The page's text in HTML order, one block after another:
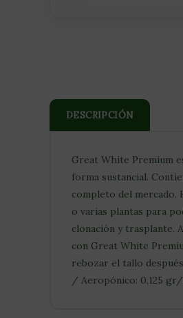
DESCRIPCIÓN
Great White Premium
forma sustancial.
completo del mercado.
o varias plantas para
clonación y trasplante.
con Great White
rebozar el tallo
/ Aeropónico: 0,125 gr/